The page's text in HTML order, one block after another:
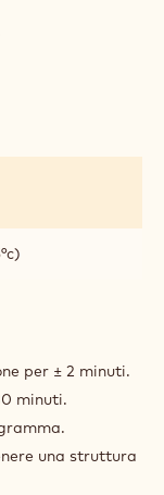
per ± 2 minuti.
minuti.
una struttura